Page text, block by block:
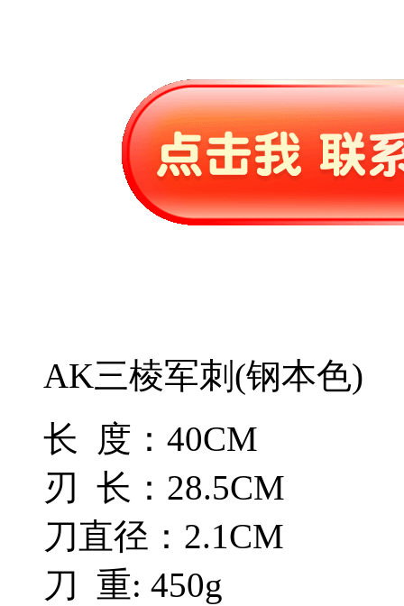
AK三棱军刺(钢本色)
长 度：40CM
刃 长：28.5CM
刀直径：2.1CM
刀 重: 450g